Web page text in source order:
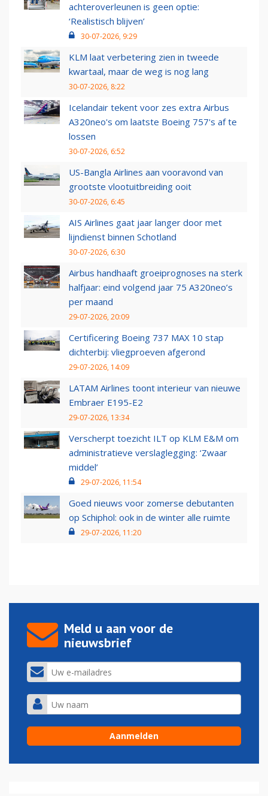
achteroverleunen is geen optie:
‘Realistisch blijven’
30-07-2026, 9:29
KLM laat verbetering zien in tweede
kwartaal, maar de weg is nog lang
30-07-2026, 8:22
Icelandair tekent voor zes extra Airbus
A320neo's om laatste Boeing 757's af te
lossen
30-07-2026, 6:52
US-Bangla Airlines aan vooravond van
grootste vlootuitbreiding ooit
30-07-2026, 6:45
AIS Airlines gaat jaar langer door met
lijndienst binnen Schotland
30-07-2026, 6:30
Airbus handhaaft groeiprognoses na sterk
halfjaar: eind volgend jaar 75 A320neo’s
per maand
29-07-2026, 20:09
Certificering Boeing 737 MAX 10 stap
dichterbij: vliegproeven afgerond
29-07-2026, 14:09
LATAM Airlines toont interieur van nieuwe
Embraer E195-E2
29-07-2026, 13:34
Verscherpt toezicht ILT op KLM E&M om
administratieve verslaglegging: ‘Zwaar
middel’
29-07-2026, 11:54
Goed nieuws voor zomerse debutanten
op Schiphol: ook in de winter alle ruimte
29-07-2026, 11:20
Meld u aan voor de
nieuwsbrief